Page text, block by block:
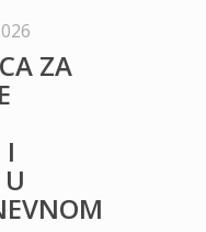
ZA
I